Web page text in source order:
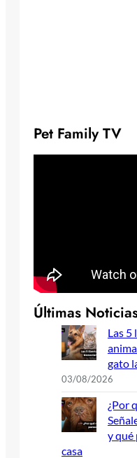
Pet Family TV
Últimas
Las 5
gato
03/08/2026
¿Por
y qué
casa